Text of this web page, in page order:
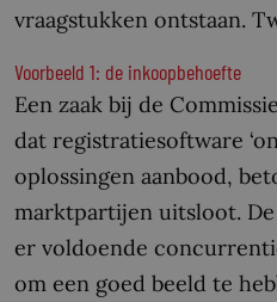
vraagstukken ontstaan.
Voorbeeld 1: de inkoopbehoefte
Een zaak bij de
dat registratiesoftware
oplossingen aanbood,
marktpartijen uitsloot. De
er voldoende
om een goed beeld te